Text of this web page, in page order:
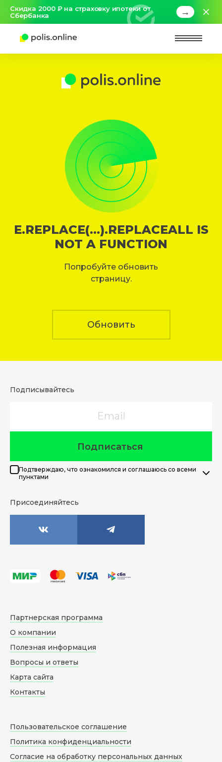
Скидка 2000 ₽ на страховку ипотеки от
Сбербанка
→
E.REPLACE(...).REPLACEALL IS
NOT A FUNCTION
Попробуйте обновить
страницу.
Обновить
Подписывайтесь
Подписаться
Подтверждаю, что ознакомился и соглашаюсь со всеми
пунктами
Присоединяйтесь
Партнерская программа
О компании
Полезная информация
Вопросы и ответы
Карта сайта
Контакты
Пользовательское соглашение
Политика конфиденциальности
Согласие на обработку персональных данных